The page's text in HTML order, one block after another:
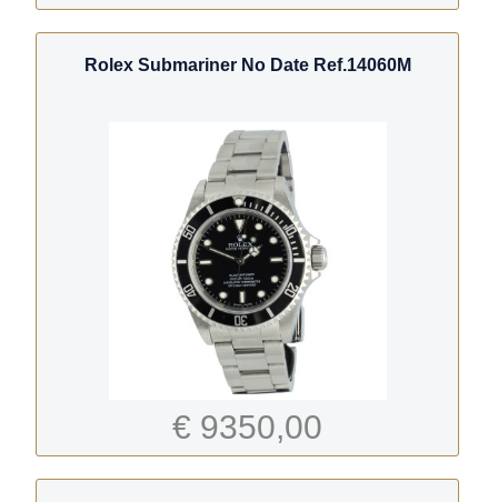
Rolex Submariner No Date Ref.14060M
€ 9350,00